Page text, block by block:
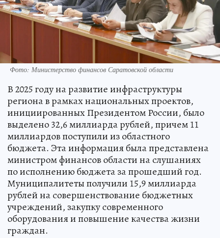
Фото: Министерство финансов Саратовской области
В 2025 году на развитие инфраструктуры
региона в рамках национальных проектов,
инициированных Президентом России, было
выделено 32,6 миллиарда рублей, причем 11
миллиардов поступили из областного
бюджета. Эта информация была представлена
министром финансов области на слушаниях
по исполнению бюджета за прошедший год.
Муниципалитеты получили 15,9 миллиарда
рублей на совершенствование бюджетных
учреждений, закупку современного
оборудования и повышение качества жизни
граждан.